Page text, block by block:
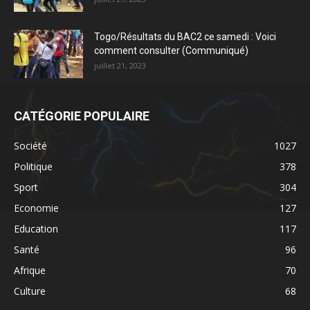
Togo/Résultats du BAC2 ce samedi : Voici
comment consulter (Communiqué)
juillet 21, 2023
CATÉGORIE POPULAIRE
Société
1027
Politique
378
Sport
304
Economie
127
Education
117
Santé
96
Afrique
70
Culture
68